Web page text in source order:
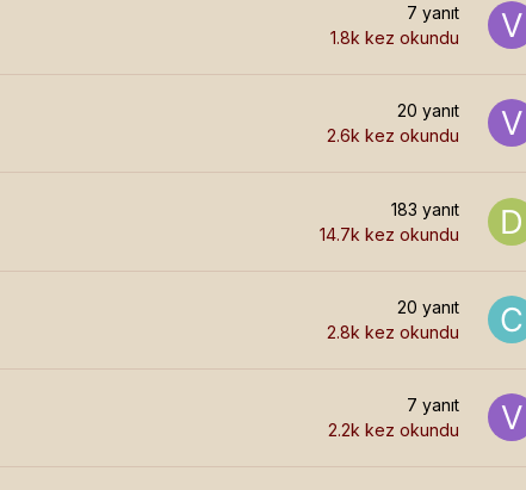
7 yanıt
1.8k kez okundu
20 yanıt
2.6k kez okundu
183 yanıt
14.7k kez okundu
20 yanıt
2.8k kez okundu
7 yanıt
2.2k kez okundu